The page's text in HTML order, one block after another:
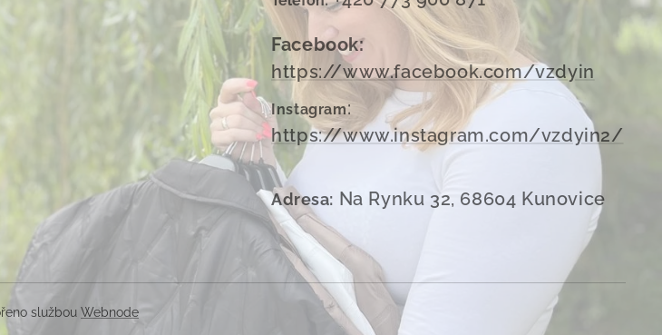
Facebook:
https://www.facebook.com/vzdyin
Instagram:
https://www.instagram.com/vzdyin2/
Adresa: Na Rynku 32, 68604 Kunovice
službou Webnode